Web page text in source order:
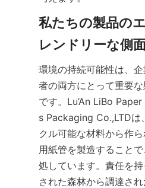
私たちの製品の
レンドリーな側
環境の持続可能性は、
者の両方にとって重要
です。Lu’An LiBo
s Packaging Co.,LTDは
クル可能な材料から作
用紙管を製造すること
処しています。責任を
された森林から調達さ